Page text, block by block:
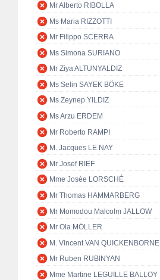
Mr Alberto RIBOLLA
Ms Maria RIZZOTTI
Mr Filippo SCERRA
Ms Simona SURIANO
Mr Ziya ALTUNYALDIZ
Ms Selin SAYEK BÖKE
Ms Zeynep YILDIZ
Ms Arzu ERDEM
Mr Roberto RAMPI
M. Jacques LE NAY
Mr Josef RIEF
Mme Josée LORSCHÉ
Mr Thomas HAMMARBERG
Mr Momodou Malcolm JALLOW
Mr Ola MÖLLER
M. Vincent VAN QUICKENBORNE
Mr Ruben RUBINYAN
Mme Martine LEGUILLE BALLOY